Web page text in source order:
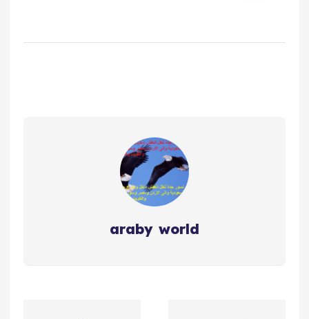
araby world